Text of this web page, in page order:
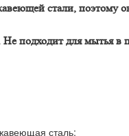
стали, поэтому
подходит для мытья
сталь;